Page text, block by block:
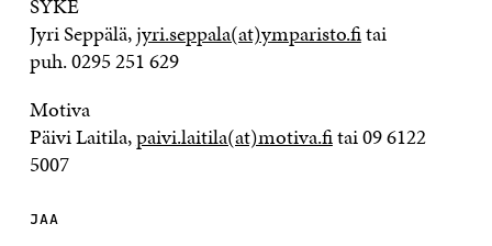
Jyri Seppälä,jyri.seppala(at)ymparisto.fitai
puh. 0295 251 629
Motiva
Päivi Laitila,paivi.laitila(at)motiva.fitai 09 6122
5007
JAA